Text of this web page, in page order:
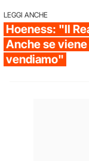
LEGGI ANCHE
Hoeness: "Il
Anche se
vendiamo"